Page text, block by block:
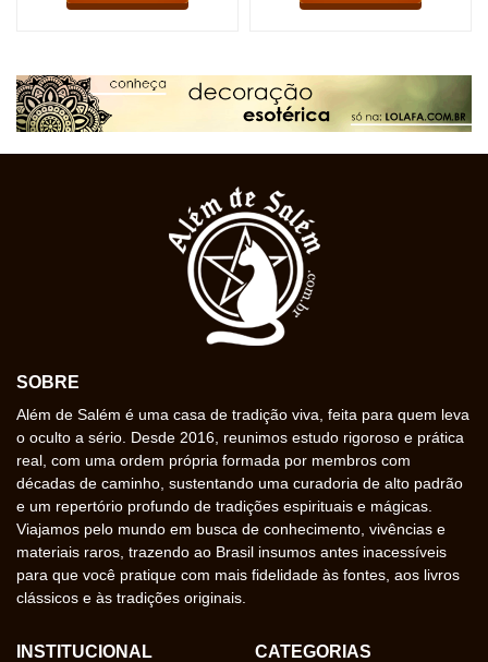
SOBRE
Além de Salém é uma casa de tradição viva, feita para quem leva
o oculto a sério. Desde 2016, reunimos estudo rigoroso e prática
real, com uma ordem própria formada por membros com
décadas de caminho, sustentando uma curadoria de alto padrão
e um repertório profundo de tradições espirituais e mágicas.
Viajamos pelo mundo em busca de conhecimento, vivências e
materiais raros, trazendo ao Brasil insumos antes inacessíveis
para que você pratique com mais fidelidade às fontes, aos livros
clássicos e às tradições originais.
INSTITUCIONAL
CATEGORIAS